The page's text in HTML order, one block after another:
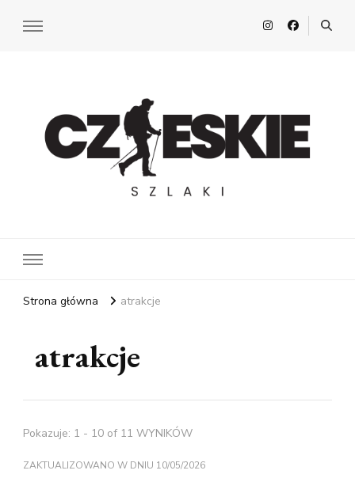
Strona główna atrakcje
atrakcje
Pokazuje: 1 - 10 of 11 WYNIKÓW
ZAKTUALIZOWANO W DNIU 10/05/2026